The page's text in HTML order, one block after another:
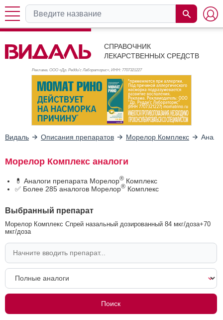
СПРАВОЧНИК
ЛЕКАРСТВЕННЫХ СРЕДСТВ
Реклама. ООО «Др. Редди’с Лабораторис», ИНН: 7707321227
Видаль Описания препаратов Морелор Комплекс
Морелор Комплекс аналоги
💊 Аналоги препарата Морелор® Комплекс
✅ Более 285 аналогов Морелор® Комплекс
Выбранный препарат
Морелор Комплекс Спрей назальный дозированный 84 мкг/доза+70
мкг/доза